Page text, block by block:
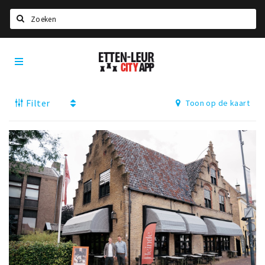
Home
Deals
Nieuws, interviews & blogs
Eten
Drinken
Slapen
Recreatief
Winkels
Etten-
Leur
Filter
Toon op de kaart